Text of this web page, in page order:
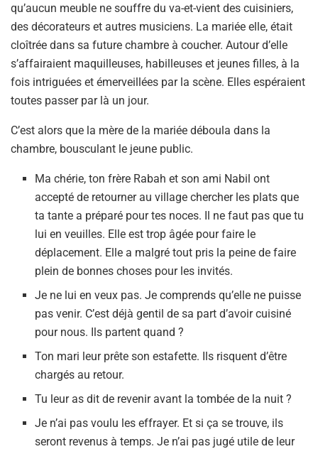
qu’aucun meuble ne souffre du va-et-vient des cuisiniers,
des décorateurs et autres musiciens. La mariée elle, était
cloîtrée dans sa future chambre à coucher. Autour d’elle
s’affairaient maquilleuses, habilleuses et jeunes filles, à la
fois intriguées et émerveillées par la scène. Elles espéraient
toutes passer par là un jour.
C’est alors que la mère de la mariée déboula dans la
chambre, bousculant le jeune public.
Ma chérie, ton frère Rabah et son ami Nabil ont
accepté de retourner au village chercher les plats que
ta tante a préparé pour tes noces. Il ne faut pas que tu
lui en veuilles. Elle est trop âgée pour faire le
déplacement. Elle a malgré tout pris la peine de faire
plein de bonnes choses pour les invités.
Je ne lui en veux pas. Je comprends qu’elle ne puisse
pas venir. C’est déjà gentil de sa part d’avoir cuisiné
pour nous. Ils partent quand ?
Ton mari leur prête son estafette. Ils risquent d’être
chargés au retour.
Tu leur as dit de revenir avant la tombée de la nuit ?
Je n’ai pas voulu les effrayer. Et si ça se trouve, ils
seront revenus à temps. Je n’ai pas jugé utile de leur